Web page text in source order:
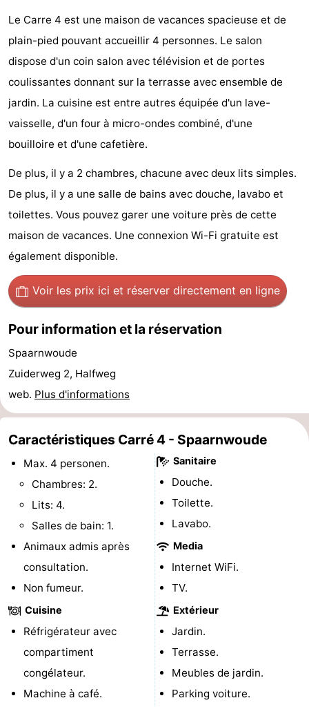
&
villes
Visites
guidées
Sports
-
Faire
du
vélo
-
Randonnée
Divertissement
Vie
Nocturne
Aliments
et
Boissons
Shopping
-
Marchés
-
Grands
Magasins
Faire
du
vélo
Événements
Spécial
Canaux
Coffeeshops
Capitale
homosexuelle
Quartier
rouge
Histoire
Ville
de
diamant
Places
dans
centre
Parcs
jardins
Parties
de
Environs
Le Carre 4 est une maison de vacances spacieuse et de
plain-pied pouvant accueillir 4 personnes. Le salon
dispose d'un coin salon avec télévision et de portes
coulissantes donnant sur la terrasse avec ensemble de
jardin. La cuisine est entre autres équipée d'un lave-
vaisselle, d'un four à micro-ondes combiné, d'une
bouilloire et d'une cafetière.
De plus, il y a 2 chambres, chacune avec deux lits simples.
De plus, il y a une salle de bains avec douche, lavabo et
toilettes. Vous pouvez garer une voiture près de cette
maison de vacances. Une connexion Wi-Fi gratuite est
également disponible.
Voir les prix ici et réserver directement en ligne
Pour information et la réservation
Spaarnwoude
Zuiderweg 2, Halfweg
web. Plus d'informations
Caractéristiques Carré 4 - Spaarnwoude
Max. 4 personen.
Chambres: 2.
Lits: 4.
Salles de bain: 1.
Animaux admis après
consultation.
Non fumeur.
Cuisine
Réfrigérateur avec
compartiment
congélateur.
Machine à café.
Sanitaire
Douche.
Toilette.
Lavabo.
Media
Internet WiFi.
TV.
Extérieur
Jardin.
Terrasse.
Meubles de jardin.
Parking voiture.